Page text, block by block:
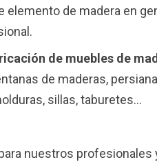
elemento de madera en
de muebles de
de maderas,
sillas, taburetes…
nuestros profesionales